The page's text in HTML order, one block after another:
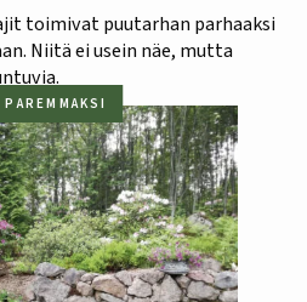
toimivat puutarhan parhaaksi
Niitä ei usein näe, mutta